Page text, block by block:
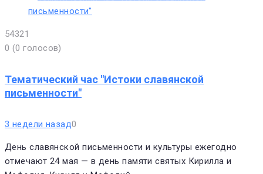
54321
0 (0 голосов)
Тематический час "Истоки славянской
письменности"
3 недели назад0
День славянской письменности и культуры ежегодно
отмечают 24 мая — в день памяти святых Кирилла и